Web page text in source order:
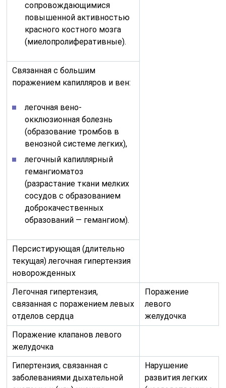
сопровождающимися
повышенной активностью
красного костного мозга
(миелопролиферативные).
Связанная с большим
поражением капилляров и вен:
легочная вено-
окклюзионная болезнь
(образование тромбов в
венозной системе легких),
легочный капиллярный
гемангиоматоз
(разрастание ткани мелких
сосудов с образованием
доброкачественных
образований — гемангиом).
Персистирующая (длительно
текущая) легочная гипертензия
новорожденных
Легочная гипертензия,
связанная с поражением левых
отделов сердца
Поражение
левого
желудочка
Поражение клапанов левого
желудочка
Гипертензия, связанная с
заболеваниями дыхательной
Нарушение
развития легких